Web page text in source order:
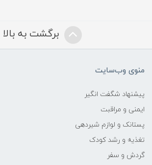
برگشت به بالا
منوی وب‌سایت
پیشنهاد شگفت انگیر
ایمنی و مراقبت
پستانک و لوازم شیردهی
تغذیه و رشد کودک
گردش و سفر